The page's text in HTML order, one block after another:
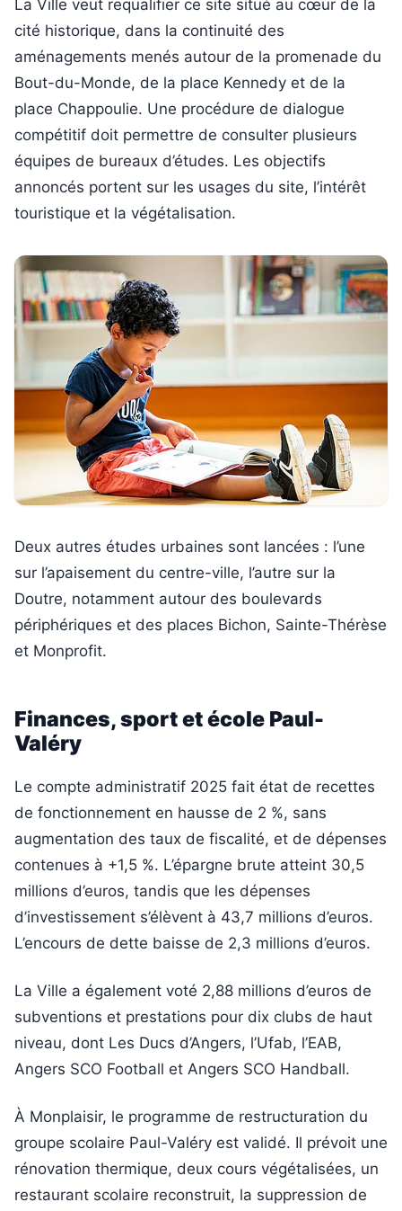
La Ville veut requalifier ce site situé au cœur de la
cité historique, dans la continuité des
aménagements menés autour de la promenade du
Bout-du-Monde, de la place Kennedy et de la
place Chappoulie. Une procédure de dialogue
compétitif doit permettre de consulter plusieurs
équipes de bureaux d’études. Les objectifs
annoncés portent sur les usages du site, l’intérêt
touristique et la végétalisation.
Deux autres études urbaines sont lancées : l’une
sur l’apaisement du centre-ville, l’autre sur la
Doutre, notamment autour des boulevards
périphériques et des places Bichon, Sainte-Thérèse
et Monprofit.
Finances, sport et école Paul-
Valéry
Le compte administratif 2025 fait état de recettes
de fonctionnement en hausse de 2 %, sans
augmentation des taux de fiscalité, et de dépenses
contenues à +1,5 %. L’épargne brute atteint 30,5
millions d’euros, tandis que les dépenses
d’investissement s’élèvent à 43,7 millions d’euros.
L’encours de dette baisse de 2,3 millions d’euros.
La Ville a également voté 2,88 millions d’euros de
subventions et prestations pour dix clubs de haut
niveau, dont Les Ducs d’Angers, l’Ufab, l’EAB,
Angers SCO Football et Angers SCO Handball.
À Monplaisir, le programme de restructuration du
groupe scolaire Paul-Valéry est validé. Il prévoit une
rénovation thermique, deux cours végétalisées, un
restaurant scolaire reconstruit, la suppression de